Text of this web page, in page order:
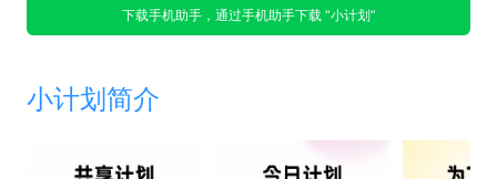
下载手机助手，通过手机助手下载 “小计划”
小计划简介